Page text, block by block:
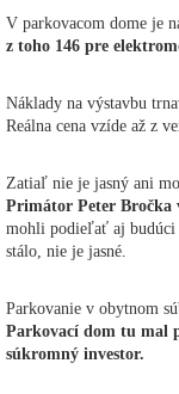
V parkovacom dome je
z toho 146 pre
Náklady na výstavbu
Reálna cena vzíde až z
Zatiaľ nie je jasný ani
Primátor Peter
mohli podieľať aj budúci
stálo, nie je jasné.
Parkovanie v obytnom
Parkovací dom tu mal
súkromný investor.